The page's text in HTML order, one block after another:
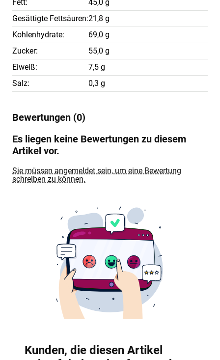
Fett:
45,0 g
Gesättigte Fettsäuren:21,8 g
Kohlenhydrate:
69,0 g
Zucker:
55,0 g
Eiweiß:
7,5 g
Salz:
0,3 g
Bewertungen (0)
Es liegen keine Bewertungen zu diesem
Artikel vor.
Sie müssen angemeldet sein, um eine Bewertung
schreiben zu können.
Kunden, die diesen Artikel